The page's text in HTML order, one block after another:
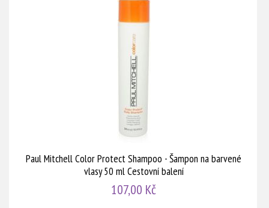
Paul Mitchell Color Protect Shampoo - Šampon na barvené
vlasy 50 ml Cestovní balení
107,00 Kč